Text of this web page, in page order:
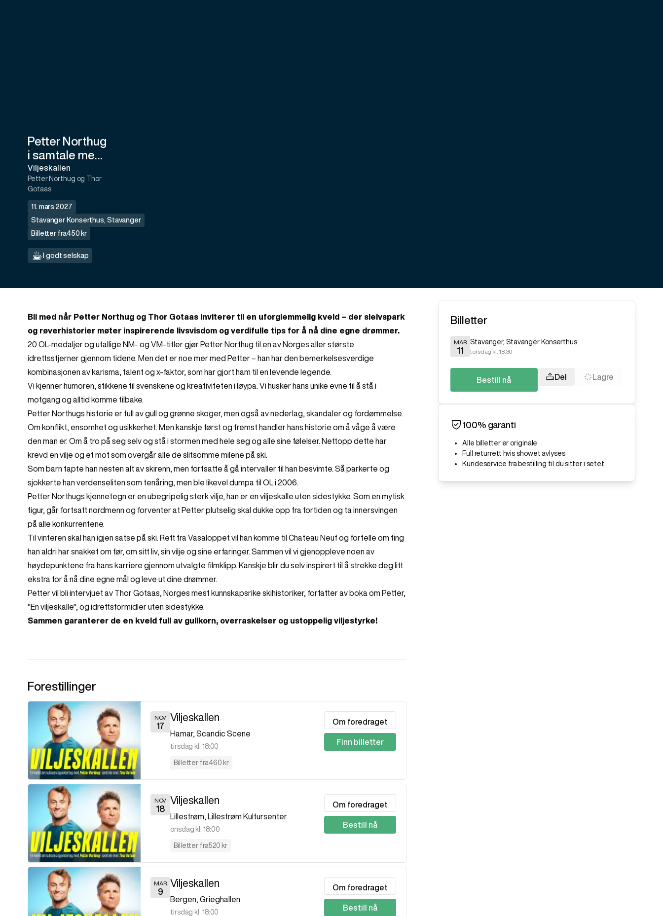
Viljeskallen
Petter Northug og Thor
Gotaas
Petter Northug
i samtale med
Thor Gotaas
11. mars 2027
Stavanger Konserthus, Stavanger
Billetter fra450 kr
I godt selskap
Billetter
MAR
11
Stavanger, Stavanger Konserthus
torsdag kl. 18:30
Bestill nå Del Lagre
100% garanti
Alle billetter er originale
Full returrett hvis showet avlyses
Kundeservice fra bestilling til du sitter i setet.
Bli med når Petter Northug og Thor Gotaas inviterer til en uforglemmelig kveld – der sleivspark
og røverhistorier møter inspirerende livsvisdom og verdifulle tips for å nå dine egne drømmer.
20 OL-medaljer og utallige NM- og VM-titler gjør Petter Northug til en av Norges aller største
idrettsstjerner gjennom tidene. Men det er noe mer med Petter – han har den bemerkelsesverdige
kombinasjonen av karisma, talent og x-faktor, som har gjort ham til en levende legende.
Vi kjenner humoren, stikkene til svenskene og kreativiteten i løypa. Vi husker hans unike evne til å stå i
motgang og alltid komme tilbake.
Petter Northugs historie er full av gull og grønne skoger, men også av nederlag, skandaler og fordømmelse.
Om konflikt, ensomhet og usikkerhet. Men kanskje først og fremst handler hans historie om å våge å være
den man er. Om å tro på seg selv og stå i stormen med hele seg og alle sine følelser. Nettopp dette har
krevd en vilje og et mot som overgår alle de slitsomme milene på ski.
Som barn tapte han nesten alt av skirenn, men fortsatte å gå intervaller til han besvimte. Så parkerte og
sjokkerte han verdenseliten som tenåring, men ble likevel dumpa til OL i 2006.
Petter Northugs kjennetegn er en ubegripelig sterk vilje, han er en viljeskalle uten sidestykke. Som en mytisk
figur, går fortsatt nordmenn og forventer at Petter plutselig skal dukke opp fra fortiden og ta innersvingen
på alle konkurrentene.
Til vinteren skal han igjen satse på ski. Rett fra Vasaloppet vil han komme til Chateau Neuf og fortelle om ting
han aldri har snakket om før, om sitt liv, sin vilje og sine erfaringer. Sammen vil vi gjenoppleve noen av
høydepunktene fra hans karriere gjennom utvalgte filmklipp. Kanskje blir du selv inspirert til å strekke deg litt
ekstra for å nå dine egne mål og leve ut dine drømmer.
Petter vil bli intervjuet av Thor Gotaas, Norges mest kunnskapsrike skihistoriker, forfatter av boka om Petter,
"En viljeskalle", og idrettsformidler uten sidestykke.
Sammen garanterer de en kveld full av gullkorn, overraskelser og ustoppelig viljestyrke!
Forestillinger
NOV
17
Viljeskallen
Hamar, Scandic Scene
tirsdag kl. 18:00
Billetter fra460 kr
Om foredraget
Finn billetter
NOV
18
Viljeskallen
Lillestrøm Lillestrøm Kultursenter
onsdag kl. 18:00
Billetter fra520 kr
Om foredraget
Bestill nå
MAR
9
Viljeskallen
Bergen Grieghallen
tirsdag kl. 18:00
Om foredraget
Bestill nå